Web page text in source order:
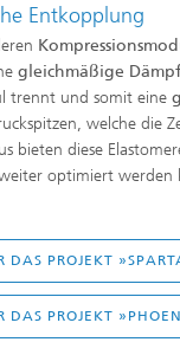
Entkopplung
gleichmäßige
trennt und somit eine
welche die
bieten diese
optimiert werden
DAS PROJEKT
DAS PROJEKT